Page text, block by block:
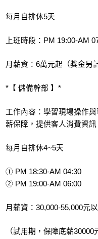
每月自排休5天
上班時段：PM 19:00-AM
月薪資：6萬元起（獎金另
*【 儲備幹部 】*
工作內容：學習現場操作
薪保障，提供客人消費資
每月自排休4~5天
① PM 18:30-AM 04:30
② PM 19:00-AM 06:00
月薪資：30,000-55,000元
（試用期，保障底薪30000